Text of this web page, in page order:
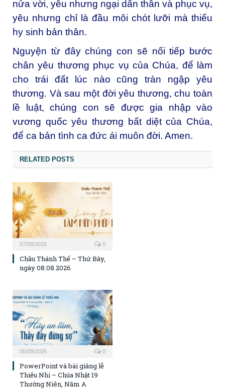
nửa vời, yêu nhưng ngại dấn thân và phục vụ,
yêu nhưng chỉ là đầu môi chót lưỡi mà thiếu
hy sinh bản thân.
Nguyện từ đây chúng con sẽ nối tiếp bước
chân yêu thương phục vụ của Chúa, để làm
cho trái đất lúc nào cũng tràn ngập yêu
thương. Và sau một đời yêu thương, chu toàn
lề luật, chúng con sẽ được gia nhập vào
vương quốc yêu thương bất diệt của Chúa,
để ca bản tình ca đức ái muôn đời. Amen.
RELATED POSTS
07/08/2026 0
Chầu Thánh Thể – Thứ Bảy,
ngày 08.08.2026
06/08/2026 0
PowerPoint và bài giảng lễ
Thiếu Nhi – Chúa Nhật 19
Thường Niên, Năm A